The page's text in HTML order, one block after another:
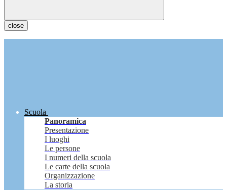
close
Scuola
Panoramica
Presentazione
I luoghi
Le persone
I numeri della scuola
Le carte della scuola
Organizzazione
La storia